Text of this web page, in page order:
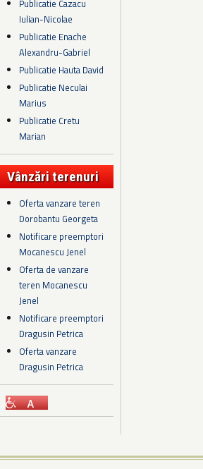
Publicatie Cazacu
Iulian-Nicolae
Publicatie Enache
Alexandru-Gabriel
Publicatie Hauta David
Publicatie Neculai
Marius
Publicatie Cretu
Marian
Vânzări terenuri
Oferta vanzare teren
Dorobantu Georgeta
Notificare preemptori
Mocanescu Jenel
Oferta de vanzare
teren Mocanescu
Jenel
Notificare preemptori
Dragusin Petrica
Oferta vanzare
Dragusin Petrica